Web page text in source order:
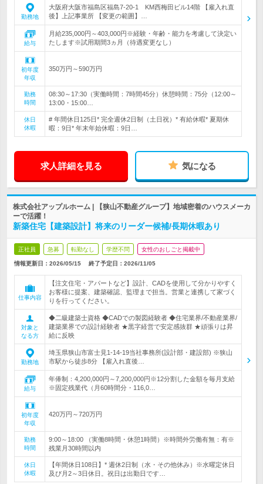
勤務地
大阪府大阪市福島区福島7‐20‐1 KM西梅田ビル14階 【雇入れ直
後】上記事業所 【変更の範囲】…
給与
月給235,000円～403,000円※経験・年齢・能力を考慮して決定い
たします※試用期間3ヵ月（待遇変更なし）
初年度
年収
350万円～590万円
勤務
時間
08:30～17:30（実働時間：7時間45分）休憩時間：75分（12:00～
13:00・15:00…
休日
休暇
# 年間休日125日* 完全週休2日制（土日祝）* 有給休暇* 夏期休
暇：9日* 年末年始休暇：9日…
求人詳細を見る 気になる
株式会社アップルホーム | 【狭山不動産グループ】地域密着のハウスメーカ
ーで活躍！
新築住宅【建築設計】将来のリーダー候補/長期休暇あり
正社員 急募 転勤なし 学歴不問 女性のおしごと掲載中
情報更新日：2026/05/15 終了予定日： 2026/11/05
仕事内容
【注文住宅・アパートなど】設計、CADを使用して分かりやすく
お客様に提案、建築確認、監理まで担当。営業と連携して家づく
りを行ってください。
対象と
なる方
◆二級建築士資格 ◆CADでの製図経験者 ◆住宅業界/不動産業界/
建築業界での設計経験者 ★黒字経営で安定感抜群 ★頑張りは昇
給に反映
勤務地
埼玉県狭山市富士見1-14-19当社事務所(設計部・建設部) ※狭山
市駅から徒歩8分 【雇入れ直後…
給与
年俸制：4,200,000円～7,200,000円※12分割した金額を毎月支給
※固定残業代（月60時間分・116,0…
初年度
年収
420万円～720万円
勤務
時間
9:00～18:00 （実働8時間・休憩1時間）※時間外労働有無：有※
残業月30時間以内
休日
休暇
【年間休日108日】* 週休2日制（水・その他休み）※水曜定休日
及び月2～3日休日。祝日は出勤日です…